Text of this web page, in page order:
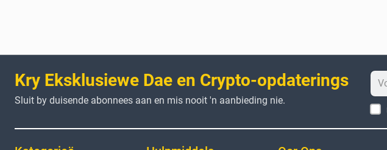
Kry Eksklusiewe Dae en Crypto-opdaterings
Sluit by duisende abonnees aan en mis nooit 'n aanbieding nie.